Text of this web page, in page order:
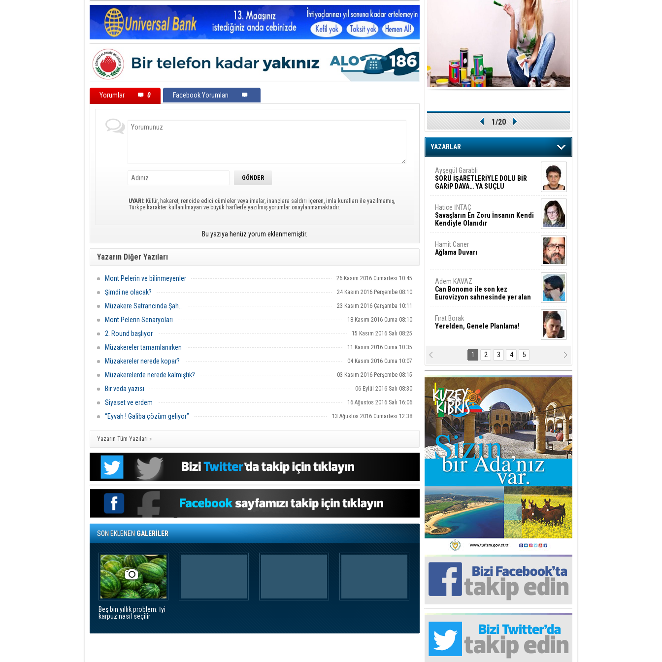
Yorumlar 0 Facebook Yorumları
UYARI: Küfür, hakaret, rencide edici cümleler veya imalar, inançlara saldırı içeren, imla kuralları ile yazılmamış,
Türkçe karakter kullanılmayan ve büyük harflerle yazılmış yorumlar onaylanmamaktadır.
Bu yazıya henüz yorum eklenmemiştir.
Yazarın Diğer Yazıları
Mont Pelerin ve bilinmeyenler 26 Kasım 2016 Cumartesi 10:45
Şimdi ne olacak? 24 Kasım 2016 Perşembe 08:10
Müzakere Satrancında Şah… 23 Kasım 2016 Çarşamba 10:11
Mont Pelerin Senaryoları 18 Kasım 2016 Cuma 08:10
2. Round başlıyor 15 Kasım 2016 Salı 08:25
Müzakereler tamamlanırken 11 Kasım 2016 Cuma 10:35
Müzakereler nerede kopar? 04 Kasım 2016 Cuma 10:07
Müzakerelerde nerede kalmıştık? 03 Kasım 2016 Perşembe 08:15
Bir veda yazısı 06 Eylül 2016 Salı 08:30
Siyaset ve erdem 16 Ağustos 2016 Salı 16:06
“Eyvah ! Galiba çözüm geliyor” 13 Ağustos 2016 Cumartesi 12:38
Yazarın Tüm Yazıları »
SON EKLENENGALERİLER
Beş bin yıllık problem: İyi
karpuz nasıl seçilir
1/20
YAZARLAR
Ayşegül Garabli
SORU İŞARETLERİYLE DOLU BİR
GARİP DAVA… YA SUÇLU
DEĞİLSE???
Hatice İNTAÇ
Savaşların En Zoru İnsanın Kendi
Kendiyle Olanıdır
Hamit Caner
Ağlama Duvarı
Adem KAVAZ
Can Bonomo ile son kez
Eurovizyon sahnesinde yer alan
Türkiye 10 yıl aradan sonra
Fırat Borak
Yerelden, Genele Planlama!
Erkut YILMABAŞAR
Bayrak tartışmaları ve ihalesiz
işler!
Arif Alasya
2015 SONRASI VE AKINCI.
Fatma Baysal
SURLAR İÇİ’NDE KOLAYDIR ÖLMEK
Ediz TUNCEL
Göz göre göre…
Taner ULUTAŞ
İnşallah St. Lois ile Hakkaido
Adası gibi olmayız !...
Ali KİŞMİR
FIRSAT VE KORKU
Turgut ÇALICI
İki Lakırdı da benden!
Yrd. Doç. Ercan HOŞKARA
Yatırım Yapmazsan Var Olamazsın:
Hedefteki Kurum Kıb-Tek
Rana Sarro
Başıma gelen skandal olayı
1 2 3 4 5